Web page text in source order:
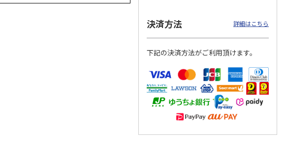
決済方法 詳細はこちら
下記の決済方法がご利用頂けます。